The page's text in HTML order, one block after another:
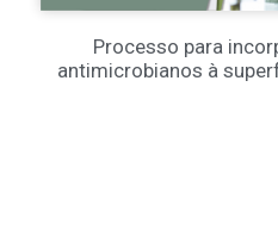
Processo para
antimicrobianos à